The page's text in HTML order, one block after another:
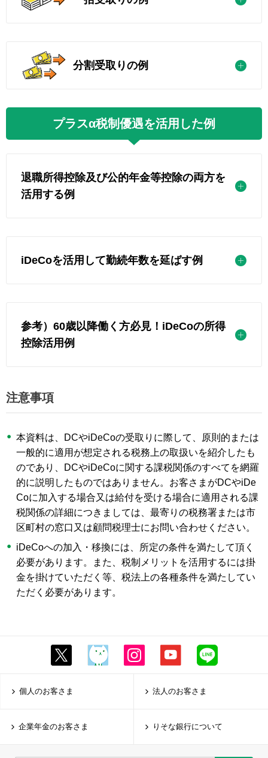
分割受取りの例
プラスα税制優遇を活用した例
退職所得控除及び公的年金等控除の両方を
活用する例
iDeCoを活用して勤続年数を延ばす例
参考）60歳以降働く方必見！ iDeCoの所得
控除活用例
注意事項
本資料は、DCやiDeCoの受取りに際して、原則的または
一般的に適用が想定される税務上の取扱いを紹介したも
のであり、DCやiDeCoに関する課税関係のすべてを網羅
的に説明したものではありません。お客さまがDCやiDe
Coに加入する場合又は給付を受ける場合に適用される課
税関係の詳細につきましては、最寄りの税務署または市
区町村の窓口又は顧問税理士にお問い合わせください。
iDeCoへの加入・移換には、所定の条件を満たして頂く
必要があります。また、税制メリットを活用するには掛
金を掛けていただく等、税法上の各種条件を満たしてい
ただく必要があります。
個人のお客さま 法人のお客さま
企業年金のお客さま りそな銀行について